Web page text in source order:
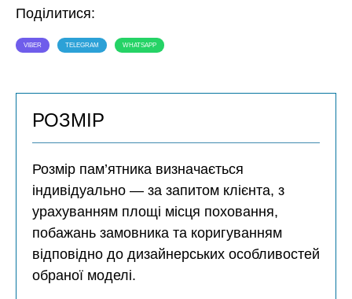
Поділитися:
VIBER TELEGRAM WHATSAPP
РОЗМІР
Розмір пам’ятника визначається
індивідуально — за запитом клієнта, з
урахуванням площі місця поховання,
побажань замовника та коригуванням
відповідно до дизайнерських особливостей
обраної моделі.